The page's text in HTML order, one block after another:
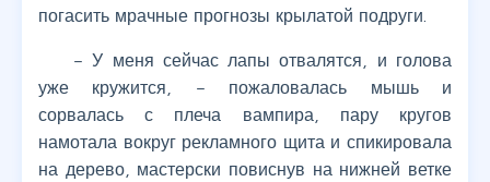
погасить мрачные прогнозы крылатой подруги.
– У меня сейчас лапы отвалятся, и голова
уже кружится, – пожаловалась мышь и
сорвалась с плеча вампира, пару кругов
намотала вокруг рекламного щита и спикировала
на дерево, мастерски повиснув на нижней ветке